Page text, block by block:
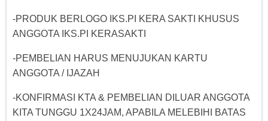
-PRODUK BERLOGO IKS.PI KERA SAKTI KHUSUS
ANGGOTA IKS.PI KERASAKTI
-PEMBELIAN HARUS MENUJUKAN KARTU
ANGGOTA / IJAZAH
-KONFIRMASI KTA & PEMBELIAN DILUAR ANGGOTA
KITA TUNGGU 1X24JAM, APABILA MELEBIHI BATAS